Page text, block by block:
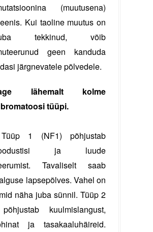
(muutusena)
Kui taoline muutus on
tekkinud, võib
geen kanduda
järgnevatele põlvedele.
lähemalt kolme
tüüpi.
1 (NF1) põhjustab
ja luude
Tavaliselt saab
lapsepõlves. Vahel on
näha juba sünnil. Tüüp 2
kuulmislangust,
ja tasakaaluhäireid.